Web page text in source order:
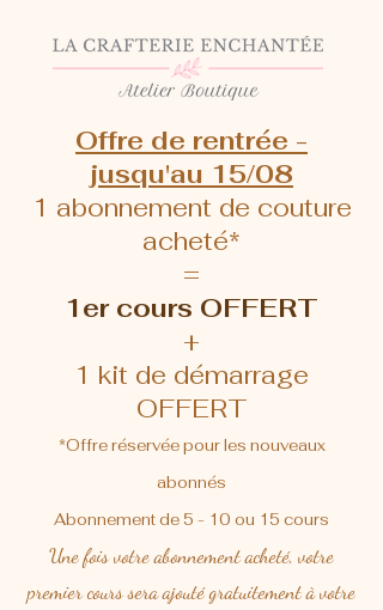
Offre de rentrée -
jusqu'au 15/08
1 abonnement de couture
acheté*
=
1er cours OFFERT
+
1 kit de démarrage
OFFERT
*Offre réservée pour les nouveaux
abonnés
Abonnement de 5 - 10 ou 15 cours
Une fois votre abonnement acheté, votre
premier cours sera ajouté gratuitement à votre